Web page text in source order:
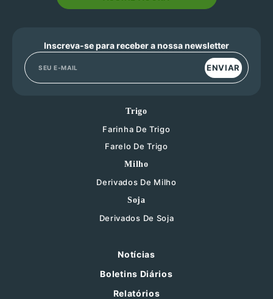
Inscreva-se para receber a nossa newsletter
ENVIAR
Trigo
Farinha De Trigo
Farelo De Trigo
Milho
Derivados De Milho
Soja
Derivados De Soja
Notícias
Boletins Diários
Relatórios